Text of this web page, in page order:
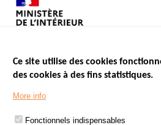
Menu
Footer
LES SITES PUBLICS
ÉTAT DE L’INSÉCURITÉ ROUTIÈRE
Ce site utilise des cookies
des cookies à des fins statistiques.
More info
Fonctionnels indispensables